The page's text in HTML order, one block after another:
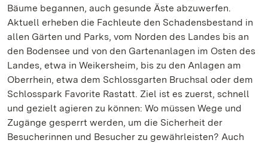
Bäume begannen, auch gesunde Äste abzuwerfen.
Aktuell erheben die Fachleute den Schadensbestand in
allen Gärten und Parks, vom Norden des Landes bis an
den Bodensee und von den Gartenanlagen im Osten des
Landes, etwa in Weikersheim, bis zu den Anlagen am
Oberrhein, etwa dem Schlossgarten Bruchsal oder dem
Schlosspark Favorite Rastatt. Ziel ist es zuerst, schnell
und gezielt agieren zu können: Wo müssen Wege und
Zugänge gesperrt werden, um die Sicherheit der
Besucherinnen und Besucher zu gewährleisten? Auch